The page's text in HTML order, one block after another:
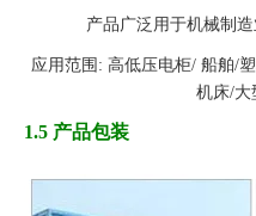
产品广泛用于机械制造
应用范围: 高低压电柜/ 船舶/
机床/大
1.5 产品包装